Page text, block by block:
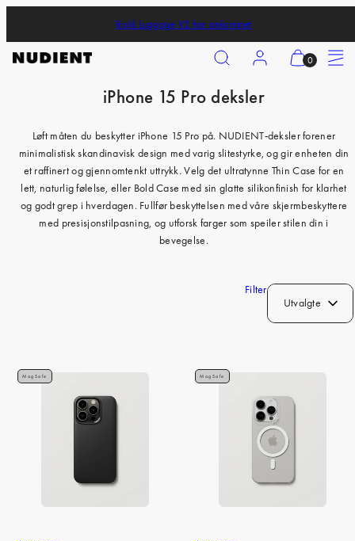
content
Bold Luggage V2 har ankommet
Search Account
View 0 Menu
iPhone 17
iPhone Air
iPhone 16 Pro
iPhone 15
iPhone 15 Pro deksler
Løft måten du beskytter iPhone 15 Pro på. NUDIENT-deksler forener
minimalistisk skandinavisk design med varig slitestyrke, og gir enheten din
et raffinert og gjennomtenkt uttrykk. Velg det ultratynne Thin Case for en
lett, naturlig følelse, eller Bold Case med sin glatte silikonfinish for klarhet
og godt grep i hverdagen. Fullfør beskyttelsen med våre skjermbeskyttere
med presisjonstilpasning, og utforsk farger som speiler stilen din i
bevegelse.
Filter
Utvalgte
MagSafe MagSafe